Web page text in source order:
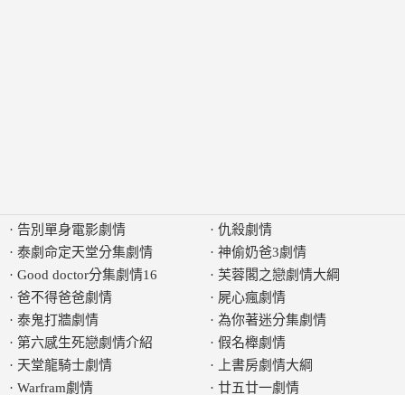
· 告別單身電影劇情
· 泰劇命定天堂分集劇情
· Good doctor分集劇情16
· 爸不得爸爸劇情
· 泰鬼打牆劇情
· 第六感生死戀劇情介紹
· 天堂龍騎士劇情
· Warfram劇情
· 仇殺劇情
· 神偷奶爸3劇情
· 芙蓉閣之戀劇情大綱
· 屍心瘋劇情
· 為你著迷分集劇情
· 假名櫸劇情
·
上書房劇情大綱
· 廿五廿一劇情